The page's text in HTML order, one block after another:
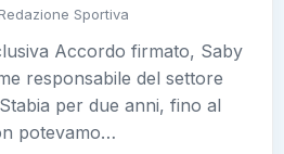
Redazione Sportiva
Accordo firmato, Saby
responsabile del settore
per due anni, fino al
potevamo…